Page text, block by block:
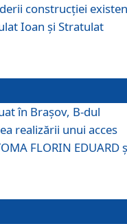
construcţiei
Ioan şi Stratulat
în Braşov, B-dul
realizării unui acces
FLORIN EDUARD